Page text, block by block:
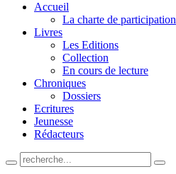
Accueil
La charte de participation
Livres
Les Editions
Collection
En cours de lecture
Chroniques
Dossiers
Ecritures
Jeunesse
Rédacteurs